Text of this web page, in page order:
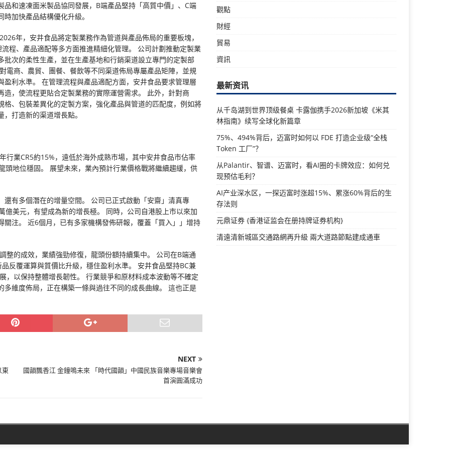
和速凍面米製品協同發展，B端產品堅持「高質中價」、C端
加快產品結構優化升級。
年，安井食品將定製業務作為管道與產品佈局的重要板塊，
程、產品適配等多方面推進精細化管理。 公司計劃推動定製業
次的柔性生產，並在生產基地和行銷渠道設立專門的定製部
商、農貿、團餐、餐飲等不同渠道佈局專屬產品矩陣，並規
利水準。 在管理流程與產品適配方面，安井食品要求管理層
，使流程更貼合定製業務的實際運營需求。 此外，針對商
、包裝差異化的定製方案，強化產品與管道的匹配度，例如將
打造新的渠道增長點。
業CR5約15%，遠低於海外成熟市場，其中安井食品市佔率
地位穩固。 展望未來，業內預計行業價格戰將繼續趨緩，供
有多個潛在的增量空間。 公司已正式啟動「安齋」清真專
美元，有望成為新的增長極。 同時，公司自港股上市以來加
注。 近6個月，已有多家機構發佈研報，覆蓋「買入」」增持
整的成效，業績強勁修復，龍頭份額持續集中。 公司在B端通
反覆運算與質價比升級，穩住盈利水準。 安井食品堅持BC兼
，以保持整體增長韌性。 行業競爭和原材料成本波動等不確定
維度佈局，正在構築一條與過往不同的成長曲線。 這也正是
東
NEXT
國韻飄香江 金鐘鳴未來 「時代國韻」中國民族音樂專場音樂會
首演圓滿成功
觀點
財經
貿易
資訊
最新资讯
从千岛湖到世界顶级餐桌 卡露伽携手2026新加坡《米其
林指南》续写全球化新篇章
75%、494%背后，迈富时如何以 FDE 打造企业级“全栈
Token 工厂”？
从Palantir、智谱、迈富时，看AI圈的卡牌效应：如何兑
现预估毛利？
AI产业深水区，一探迈富时涨超15%、累涨60%背后的生
存法则
元鼎证券 {香港证监会在册持牌证券机构}
清遠清新城區交通路網再升級 兩大道路節點建成通車